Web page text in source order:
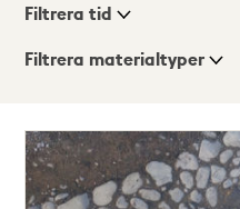
Visningsläge
ListaKarta
Filtrera tid
Filtrera materialtyper
träffar